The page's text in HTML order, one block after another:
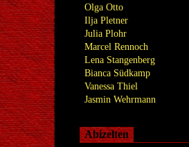
Olga Otto
Ilja Pletner
Julia Plohr
Marcel Rennoch
Lena Stangenberg
Bianca Südkamp
Vanessa Thiel
Jasmin Wehrmann
Abizelten